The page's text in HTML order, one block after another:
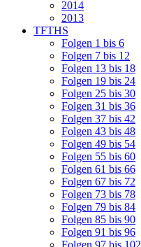
2014
2013
TFTHS
Folgen 1 bis 6
Folgen 7 bis 12
Folgen 13 bis 18
Folgen 19 bis 24
Folgen 25 bis 30
Folgen 31 bis 36
Folgen 37 bis 42
Folgen 43 bis 48
Folgen 49 bis 54
Folgen 55 bis 60
Folgen 61 bis 66
Folgen 67 bis 72
Folgen 73 bis 78
Folgen 79 bis 84
Folgen 85 bis 90
Folgen 91 bis 96
Folgen 97 bis 102